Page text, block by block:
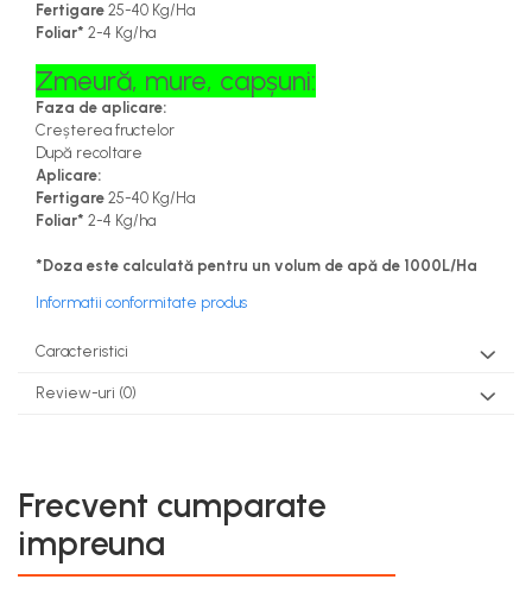
Fertigare 25-40 Kg/Ha
Foliar* 2-4 Kg/ha
Zmeură, mure, capșuni:
Faza de aplicare:
Creșterea fructelor
După recoltare
Aplicare:
Fertigare 25-40 Kg/Ha
Foliar* 2-4 Kg/ha
*Doza este calculată pentru un volum de apă de 1000L/Ha
Informatii conformitate produs
Caracteristici
Review-uri (0)
Frecvent cumparate
impreuna